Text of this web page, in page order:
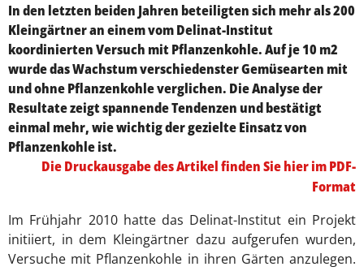
In den letzten beiden Jahren beteiligten sich mehr als 200
Kleingärtner an einem vom Delinat-Institut
koordinierten Versuch mit Pflanzenkohle. Auf je 10 m2
wurde das Wachstum verschiedenster Gemüsearten mit
und ohne Pflanzenkohle verglichen. Die Analyse der
Resultate zeigt spannende Tendenzen und bestätigt
einmal mehr, wie wichtig der gezielte Einsatz von
Pflanzenkohle ist.
Die Druckausgabe des Artikel finden Sie hier im PDF-
Format
Im Frühjahr 2010 hatte das Delinat-Institut ein Projekt
initiiert, in dem Kleingärtner dazu aufgerufen wurden,
Versuche mit Pflanzenkohle in ihren Gärten anzulegen.